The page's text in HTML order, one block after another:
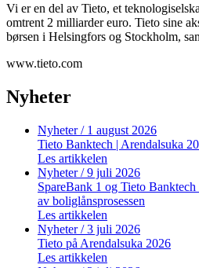
Vi er en del av Tieto, et
omtrent 2 milliarder euro. Tieto sine
børsen i Helsingfors og Stockholm,
www.tieto.com
Nyheter
Nyheter/ 1 august 2026
Tieto Banktech | Arendalsuka
Les artikkelen
Nyheter/ 9 juli 2026
SpareBank 1 og Tieto
av boliglånsprosessen
Les artikkelen
Nyheter/ 3 juli 2026
Tieto på Arendalsuka 2026
Les artikkelen